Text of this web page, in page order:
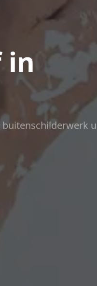
in